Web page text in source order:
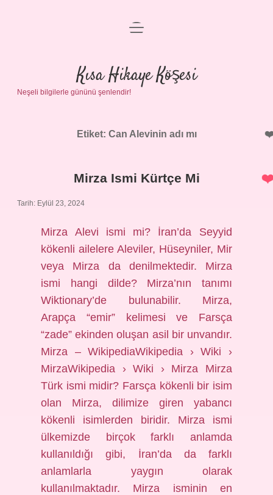
Anasayfa
Gizlilik Politikası
Yasal Uyarı
menüyü
Kısa Hikaye Köşesi
Neşeli bilgilerle gününü şenlendir!
Etiket: Can Alevinin adı mı
Mirza Ismi Kürtçe Mi
Tarih: Eylül 23, 2024
Mirza Alevi ismi mi? İran’da Seyyid
kökenli ailelere Aleviler, Hüseyniler, Mir
veya Mirza da denilmektedir. Mirza
ismi hangi dilde? Mirza’nın tanımı
Wiktionary’de bulunabilir. Mirza,
Arapça “emir” kelimesi ve Farsça
“zade” ekinden oluşan asil bir unvandır.
Mirza – WikipediaWikipedia › Wiki ›
MirzaWikipedia › Wiki › Mirza Mirza
Türk ismi midir? Farsça kökenli bir isim
olan Mirza, dilimize giren yabancı
kökenli isimlerden biridir. Mirza ismi
ülkemizde birçok farklı anlamda
kullanıldığı gibi, İran’da da farklı
anlamlarla yaygın olarak
kullanılmaktadır. Mirza isminin en